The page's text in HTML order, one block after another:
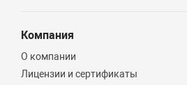
Компания
О компании
Лицензии и сертификаты